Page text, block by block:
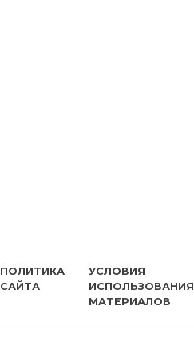
ПОЛИТИКА
САЙТА
УСЛОВИЯ
ИСПОЛЬЗОВАНИЯ
МАТЕРИАЛОВ